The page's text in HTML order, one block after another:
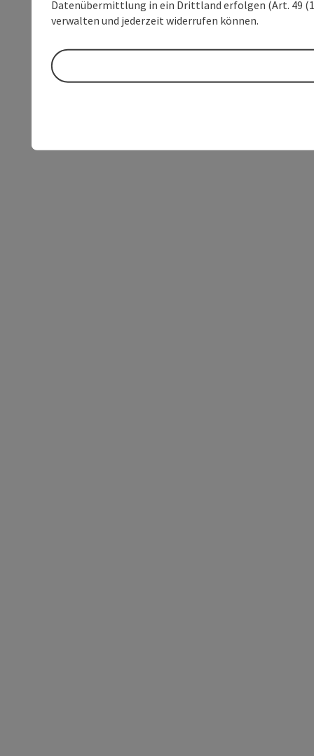
Datenübermittlung in ein Drittland erfolgen (Art. 49
verwalten und jederzeit widerrufen können.